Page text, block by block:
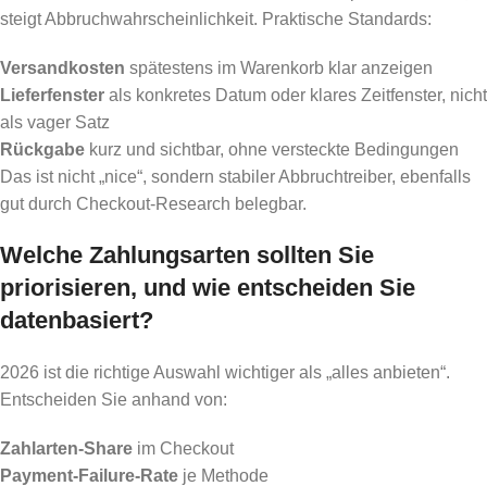
steigt Abbruchwahrscheinlichkeit. Praktische Standards:
Versandkosten spätestens im Warenkorb klar anzeigen
Lieferfenster als konkretes Datum oder klares Zeitfenster, nicht
als vager Satz
Rückgabe kurz und sichtbar, ohne versteckte Bedingungen
Das ist nicht „nice“, sondern stabiler Abbruchtreiber, ebenfalls
gut durch Checkout-Research belegbar.
Welche Zahlungsarten sollten Sie
priorisieren, und wie entscheiden Sie
datenbasiert?
2026 ist die richtige Auswahl wichtiger als „alles anbieten“.
Entscheiden Sie anhand von:
Zahlarten-Share im Checkout
Payment-Failure-Rate je Methode